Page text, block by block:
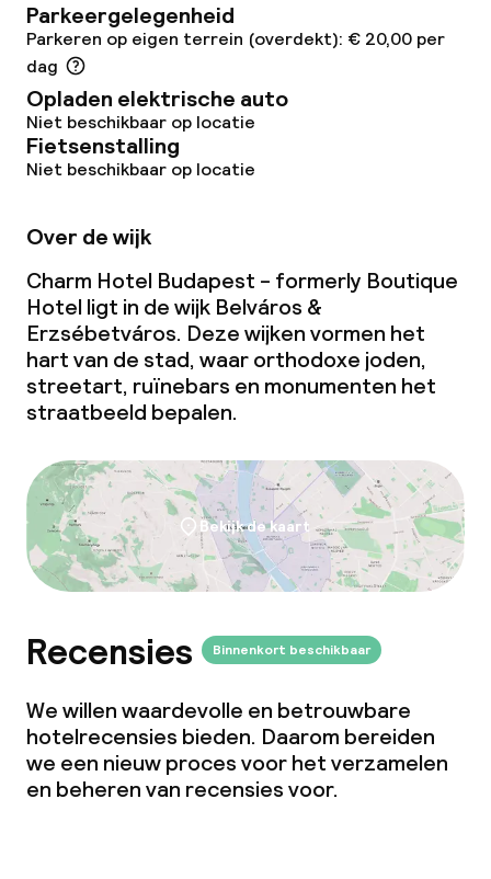
Parkeergelegenheid
Parkeren op eigen terrein (overdekt): € 20,00 per
dag
Opladen elektrische auto
Niet beschikbaar op locatie
Fietsenstalling
Niet beschikbaar op locatie
Over de wijk
Charm Hotel Budapest - formerly Boutique
Hotel ligt in de wijk Belváros &
Erzsébetváros. Deze wijken vormen het
hart van de stad, waar orthodoxe joden,
streetart, ruïnebars en monumenten het
straatbeeld bepalen.
Bekijk de kaart
Recensies Binnenkort beschikbaar
We willen waardevolle en betrouwbare
hotelrecensies bieden. Daarom bereiden
we een nieuw proces voor het verzamelen
en beheren van recensies voor.